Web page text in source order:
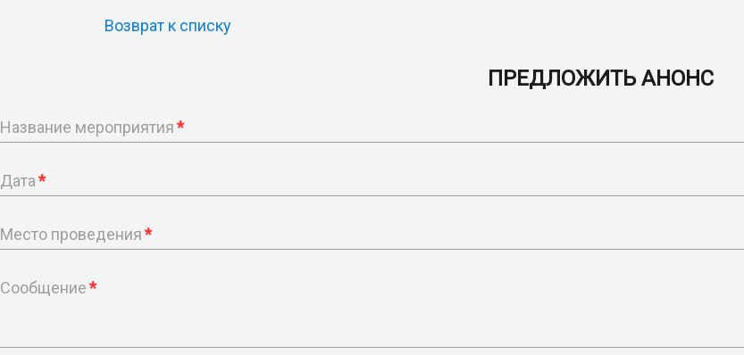
Возврат к списку
ПРЕДЛОЖИТЬ АНОНС
Название мероприятия*
Дата*
Место проведения*
Сообщение*